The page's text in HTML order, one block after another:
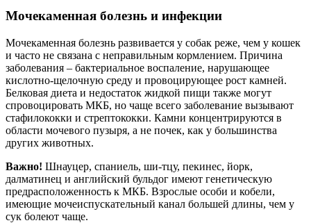
Мочекаменная болезнь и инфекции
Мочекаменная болезнь развивается у собак реже, чем у кошек
и часто не связана с неправильным кормлением. Причина
заболевания – бактериальное воспаление, нарушающее
кислотно-щелочную среду и провоцирующее рост камней.
Белковая диета и недостаток жидкой пищи также могут
спровоцировать МКБ, но чаще всего заболевание вызывают
стафилококки и стрептококки. Камни концентрируются в
области мочевого пузыря, а не почек, как у большинства
других животных.
Важно! Шнауцер, спаниель, ши-тцу, пекинес, йорк,
далматинец и английский бульдог имеют генетическую
предрасположенность к МКБ. Взрослые особи и кобели,
имеющие мочеиспускательный канал большей длины, чем у
сук болеют чаще.